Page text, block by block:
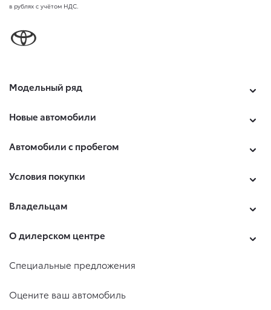
в рублях с учётом НДС.
Модельный ряд
Новые автомобили
Автомобили с пробегом
Условия покупки
Владельцам
О дилерском центре
Специальные предложения
Оцените ваш автомобиль